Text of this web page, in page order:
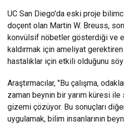
UC San Diego'da eski proje
doçent olan Martin W. Breuss,
konvülsif nöbetler gösterdiği ve
kaldırmak için ameliyat
hastalıklar için etkili olduğunu
Araştırmacılar, "Bu çalışma,
zaman beynin bir yarım küresi ile
gizemi çözüyor. Bu sonuçları
uygulamak, bilim insanlarının